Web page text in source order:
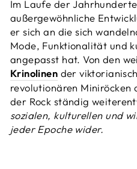
Im Laufe der
außergewöhnliche
er sich an die sich
Mode, Funktionalität und
angepasst hat. Von den
Krinolinen der
revolutionären Miniröcken
der Rock ständig
sozialen, kulturellen und
jeder Epoche wider.